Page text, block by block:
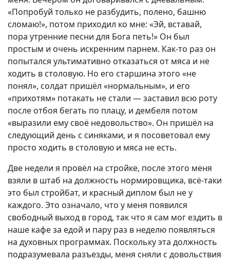
«Попробуй только не разбудить, полено, башню
сломаю!», потом приходил ко мне: «Эй, вставай,
пора утренние песни для Бога петь!» Он был
простым и очень искренним парнем. Как-то раз он
попытался ультимативно отказаться от мяса и не
ходить в столовую. Но его старшина этого «не
понял», солдат пришёл «нормальным», и его
«прихотям» потакать не стали — заставил всю роту
после отбоя бегать по плацу, и дембеля потом
«выразили ему своё недовольство». Он пришёл на
следующий день с синяками, и я посоветовал ему
просто ходить в столовую и мяса не есть.
Две недели я провёл на стройке, после этого меня
взяли в штаб на должность нормировщика, всё-таки
это был стройбат, и красный диплом был не у
каждого. Это означало, что у меня появился
свободный выход в город, так что я сам мог ездить в
наше кафе за едой и пару раз в неделю появляться
на духовных программах. Поскольку эта должность
подразумевала разъезды, меня сняли с довольствия